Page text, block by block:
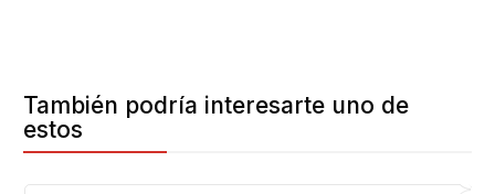
También podría interesarte uno de
estos